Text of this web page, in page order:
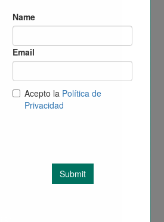
Busca Talento
La
Aplicada Y
la innovación aplicada y
empresas a convertir sus
con mentalidad
visión estratégica y
para transformar retos